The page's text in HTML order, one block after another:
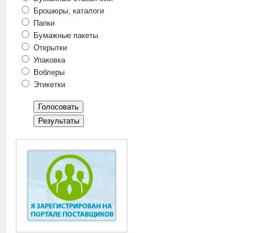
Брошюры, каталоги
Папки
Бумажные пакеты
Открытки
Упаковка
Воблеры
Этикетки